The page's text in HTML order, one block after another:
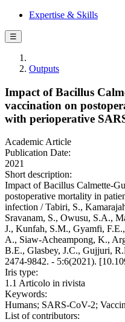
Expertise & Skills
☰
Outputs
Impact of Bacillus
vaccination on
with perioperative
Academic Article
Publication Date:
2021
Short description:
Impact of Bacillus Calmette-
postoperative mortality in
infection / Tabiri, S.,
Sravanam, S., Owusu, S.A.,
J., Kunfah, S.M., Gyamfi,
A., Siaw-Acheampong, K.,
B.E., Glasbey, J.C., Gujjuri,
2474-9842. - 5:6(2021).
Iris type:
1.1 Articolo in rivista
Keywords:
Humans; SARS-CoV-2;
List of contributors: